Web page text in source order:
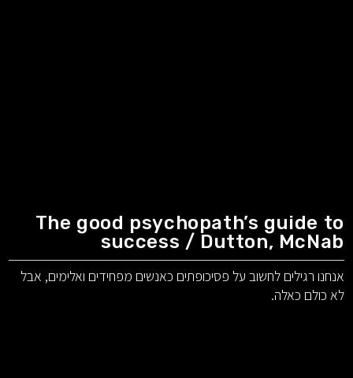
The good psychopath’s guide to
success / Dutton, McNab
אנחנו רגילים לחשוב על פסיכופתים כאנשים מפחידים ואלימים, אבל
לא כולם כאלה.